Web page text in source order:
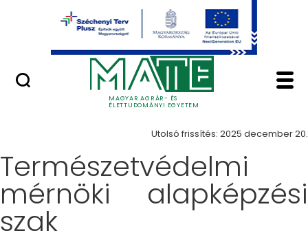
Ugrás a fő tartalomhoz
MAGYAR AGRÁR- ÉS
ÉLETTUDOMÁNYI EGYETEM
Minőségügy
Képzés - Magyar
Képzések
Utolsó frissítés: 2025 december 20.
Természetvédelmi
mérnöki alapképzési
szak